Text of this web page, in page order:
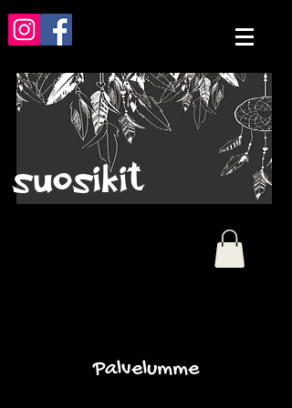
suosikit
Palvelumme